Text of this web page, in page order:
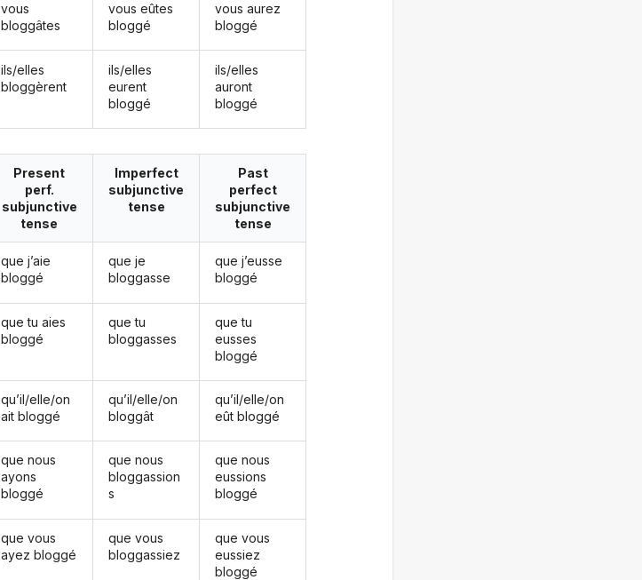
vous
bloggâtes
ils/elles
bloggèrent
vous eûtes
bloggé
ils/elles
eurent
bloggé
vous aurez
bloggé
ils/elles
auront
bloggé
Present
perf.
subjunctive
tense
que j’aie
bloggé
que tu aies
bloggé
qu’il/elle/on
ait bloggé
que nous
ayons
bloggé
que vous
ayez bloggé
Imperfect
subjunctive
tense
que je
bloggasse
que tu
bloggasses
qu’il/elle/on
bloggât
que nous
bloggassion
s
que vous
bloggassiez
Past
perfect
subjunctive
tense
que j’eusse
bloggé
que tu
eusses
bloggé
qu’il/elle/on
eût bloggé
que nous
eussions
bloggé
que vous
eussiez
bloggé